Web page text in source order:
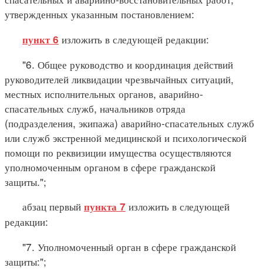
утвержденных указанным постановлением:
пункт 6 изложить в следующей редакции:
"6. Общее руководство и координация действий
руководителей ликвидации чрезвычайных ситуаций,
местных исполнительных органов, аварийно-
спасательных служб, начальников отряда
(подразделения, экипажа) аварийно-спасательных служб
или служб экстренной медицинской и психологической
помощи по реквизиции имущества осуществляются
уполномоченным органом в сфере гражданской
защиты.";
абзац первый пункта 7 изложить в следующей
редакции:
"7. Уполномоченный орган в сфере гражданской
защиты:";